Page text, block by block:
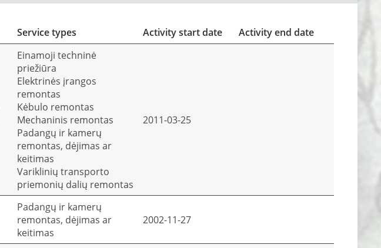
Service types Activity start date Activity end date
Einamoji techninė
priežiūra
Elektrinės įrangos
remontas
Kėbulo remontas
Mechaninis remontas
Padangų ir kamerų
remontas, dėjimas ar
keitimas
Variklinių transporto
priemonių dalių remontas
2011-03-25
Padangų ir kamerų
remontas, dėjimas ar
keitimas
2002-11-27